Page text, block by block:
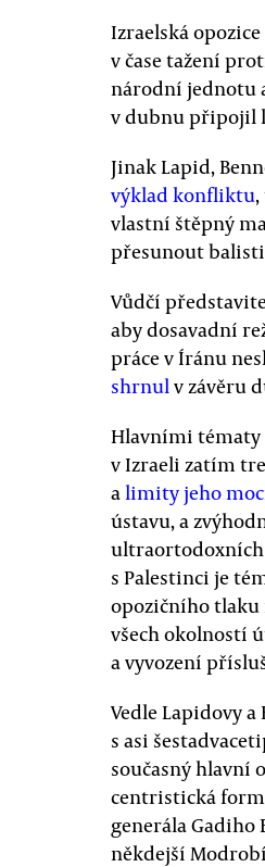
Izraelská
v čase tažení
národní jednotu
v dubnu připojil
Jinak Lapid,
výklad konfliktu
vlastní štěpný
přesunout
Vůdčí
aby dosavadní
práce v Íránu
shrnulv závěru
Hlavními tématy
v Izraeli zatím
alimity jeho
ústavu, a
ultraortodoxních
s Palestinci je
opozičního tlaku
všech okolností
a vyvození
Vedle Lapidovy
s asi
současný hlavní
centristická
generála Gadiho
někdejší